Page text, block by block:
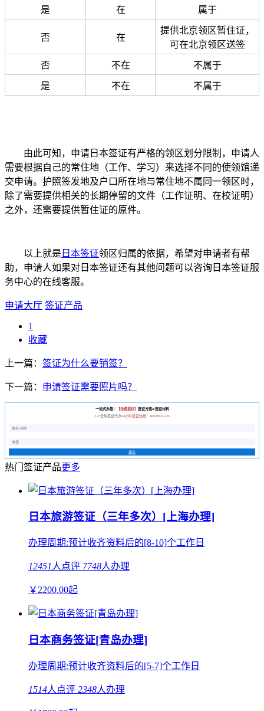
是 在 属于
否 在
提供北京领区暂住证，
可在北京领区送签
否 不在 不属于
是 不在 不属于
由此可知，申请日本签证有严格的领区划分限制，申请人
需要根据自己的常住地（工作、学习）来选择不同的使领馆递
交申请。护照签发地及户口所在地与常住地不属同一领区时，
除了需要提供相关的长期停留的文件（工作证明、在校证明）
之外，还需要提供暂住证的原件。
以上就是 日本签证领区归属的依据，希望对申请者有帮
助，申请人如果对日本签证还有其他问题可以咨询日本签证服
务中心的在线客服。
申请大厅 签证产品
1
收藏
上一篇： 签证为什么要销签？
下一篇： 申请签证需要照片吗？
一站式办签！ 【免费提供】 签证方案&签证材料
125全球签证代办24小时签证热线：400-9927-125
提交
热门签证产品更多
日本旅游签证（三年多次）[上海办理]
办理周期:预计收齐资料后的[8-10]个工作日
12451 人点评 7748人办理
￥ 2200.00起
日本商务签证[青岛办理]
办理周期:预计收齐资料后的[5-7]个工作日
1514人点评 2348人办理